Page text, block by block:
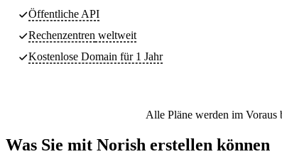
Öffentliche API
Rechenzentren weltweit
Kostenlose Domain für 1 Jahr
Alle Pläne werden im Voraus
Was Sie mit Norish erstellen können